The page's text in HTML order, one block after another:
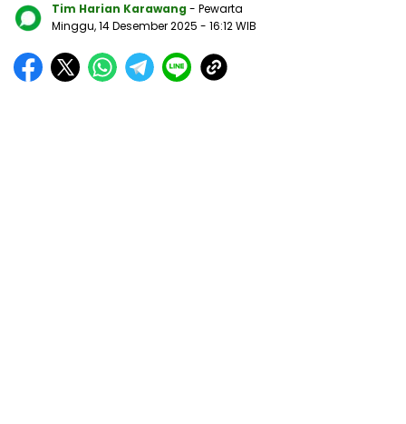
Tim Harian Karawang - Pewarta
Minggu, 14 Desember 2025 - 16:12 WIB